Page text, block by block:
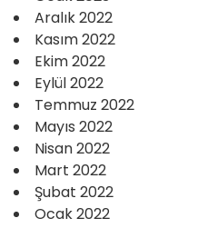
Aralık 2022
Kasım 2022
Ekim 2022
Eylül 2022
Temmuz 2022
Mayıs 2022
Nisan 2022
Mart 2022
Şubat 2022
Ocak 2022